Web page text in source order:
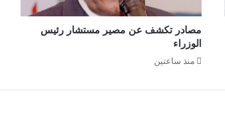
مصادر تكشف عن مصير مستشار رئيس
الوزراء
منذ ساعتين